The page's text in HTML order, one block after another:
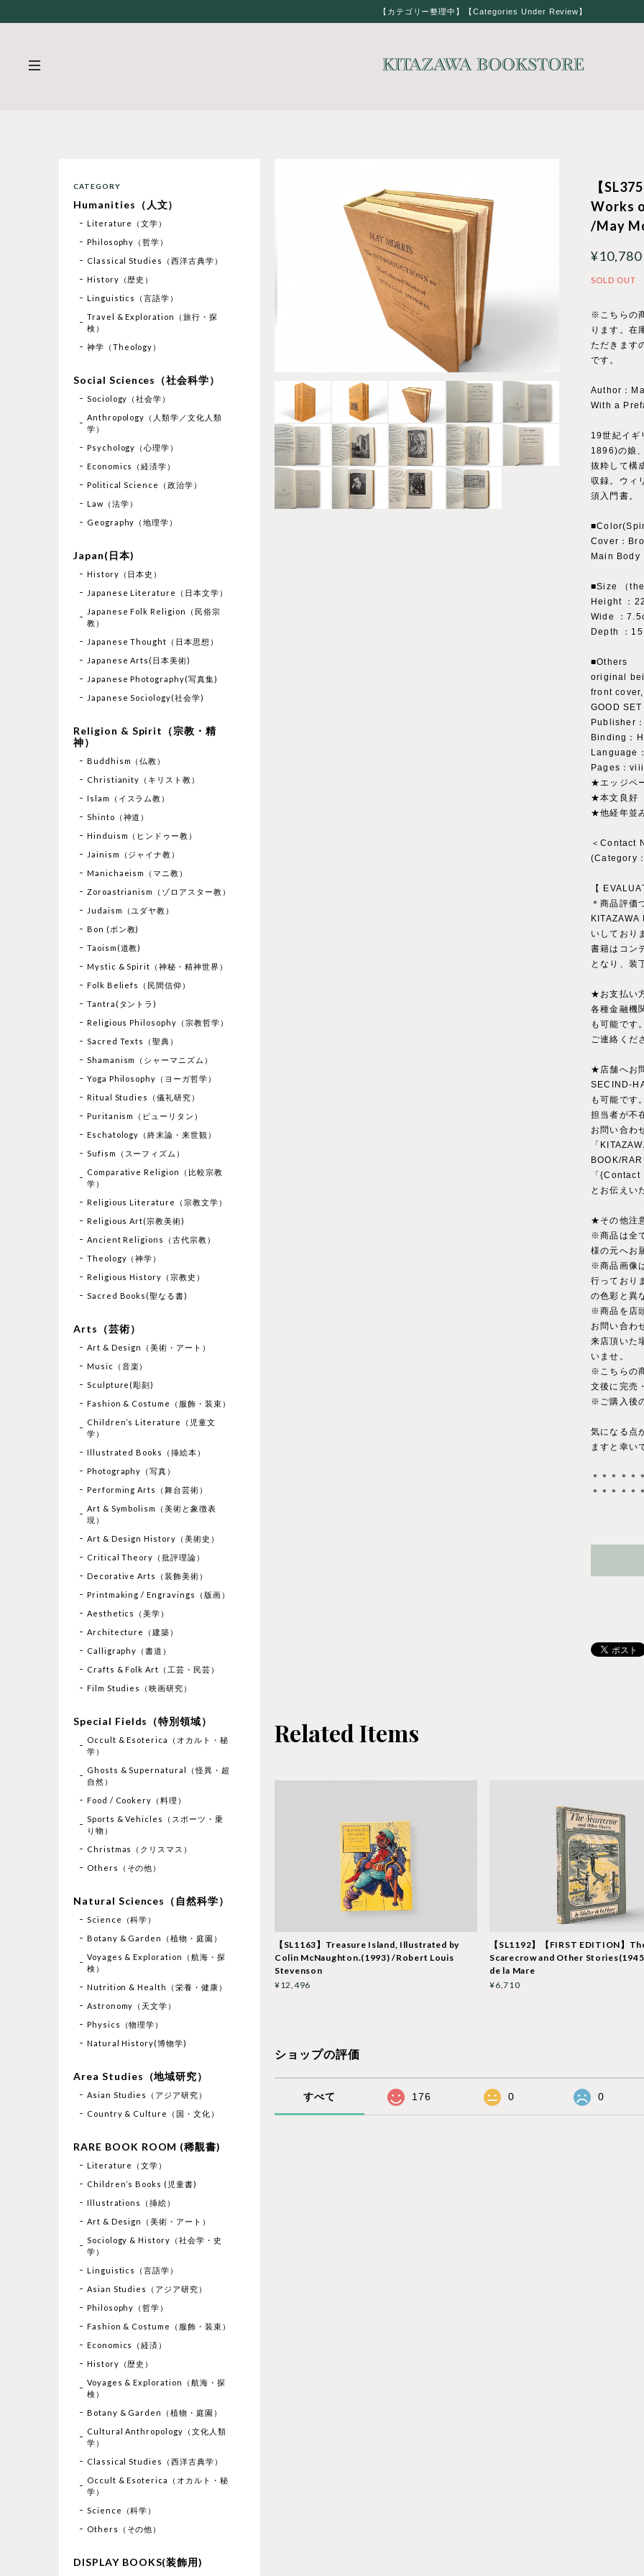
【カテゴリー整理中】【Categories Under Review】
【
Works
/May
¥10,780
SOLD OUT
※こちらの
ります。在
ただきます
です。
Author：
With a
19世紀イギ
1896)の娘
抜粋して構
収録。ウィ
須入門書。
Cover：
Main Body
■Size （
Height ：
Wide ：
Depth ：
■Others
original
front
GOOD SET
Publisher
Binding：
Language
Pages：
★エッジペ
★本文良好
★他経年並
＜Contact
(Category
【
＊商品評価
いしており
書籍はコン
となり、装
★お支払い
各種金融機
も可能です
ご連絡くだ
★店舗へお
SECIND-
も可能です
担当者が不
お問い合わ
「
BOOK/
「
とお伝えい
★その他注
※商品は全
様の元へお
※商品画像
行っており
の色彩と異
※商品を店
お問い合わ
来店頂いた
いませ。
※こちらの
文後に完売
※ご購入後
気になる点
ますと幸い
＊＊＊＊＊
＊＊＊＊＊
Related Items
【SL1163】Treasure Island, Illustrated by
Colin McNaughton.(1993) /Robert Louis
Stevenson
¥12,496
【SL1192】【FIRST EDITION】
Scarecrow and Other
de la Mare
¥6,710
ショップの評価
すべて 176 0 0
CATEGORY
Humanities（人文）
Literature（文学）
Philosophy（哲学）
Classical Studies（西洋古典学）
History（歴史）
Linguistics（言語学）
Travel & Exploration（旅行・探
検）
神学（Theology）
Social Sciences（社会科学）
Sociology（社会学）
Anthropology（人類学／文化人類
学）
Psychology（心理学）
Economics（経済学）
Political Science（政治学）
Law（法学）
Geography（地理学）
Japan(日本)
History（日本史）
Japanese Literature（日本文学）
Japanese Folk Religion（民俗宗
教）
Japanese Thought（日本思想）
Japanese Arts(日本美術)
Japanese Photography(写真集)
Japanese Sociology(社会学)
Religion & Spirit（宗教・精
神）
Buddhism（仏教）
Christianity（キリスト教）
Islam（イスラム教）
Shinto（神道）
Hinduism（ヒンドゥー教）
Jainism（ジャイナ教）
Manichaeism（マニ教）
Zoroastrianism（ゾロアスター教）
Judaism（ユダヤ教）
Bon (ボン教)
Taoism(道教)
Mystic & Spirit（神秘・精神世界）
Folk Beliefs（民間信仰）
Tantra(タントラ)
Religious Philosophy（宗教哲学）
Sacred Texts（聖典）
Shamanism（シャーマニズム）
Yoga Philosophy（ヨーガ哲学）
Ritual Studies（儀礼研究）
Puritanism（ピューリタン）
Eschatology（終末論・来世観）
Sufism（スーフィズム）
Comparative Religion（比較宗教
学）
Religious Literature（宗教文学）
Religious Art(宗教美術)
Ancient Religions（古代宗教）
Theology（神学）
Religious History（宗教史）
Sacred Books(聖なる書)
Arts（芸術）
Art & Design（美術・アート）
Music（音楽）
Sculpture(彫刻)
Fashion & Costume（服飾・装束）
Children’s Literature（児童文
学）
Illustrated Books（挿絵本）
Photography（写真）
Performing Arts（舞台芸術）
Art & Symbolism（美術と象徴表
現）
Art & Design History（美術史）
Critical Theory（批評理論）
Decorative Arts（装飾美術）
Printmaking / Engravings（版画）
Aesthetics（美学）
Architecture（建築）
Calligraphy（書道）
Crafts & Folk Art（工芸・民芸）
Film Studies（映画研究）
Special Fields（特別領域）
Occult & Esoterica（オカルト・秘
学）
Ghosts & Supernatural（怪異・超
自然）
Food / Cookery（料理）
Sports & Vehicles（スポーツ・乗
り物）
Christmas（クリスマス）
Others（その他）
Natural Sciences（自然科学）
Science（科学）
Botany & Garden（植物・庭園）
Voyages & Exploration（航海・探
検）
Nutrition & Health（栄養・健康）
Astronomy（天文学）
Physics（物理学）
Natural History(博物学)
Area Studies（地域研究）
Asian Studies（アジア研究）
Country & Culture（国・文化）
RARE BOOK ROOM (稀覯書)
Literature（文学）
Children’s Books (児童書)
Illustrations（挿絵）
Art & Design（美術・アート）
Sociology & History（社会学・史
学）
Linguistics（言語学）
Asian Studies（アジア研究）
Philosophy（哲学）
Fashion & Costume（服飾・装束）
Economics（経済）
History（歴史）
Voyages & Exploration（航海・探
検）
Botany & Garden（植物・庭園）
Cultural Anthropology（文化人類
学）
Classical Studies（西洋古典学）
Occult & Esoterica（オカルト・秘
学）
Science（科学）
Others（その他）
DISPLAY BOOKS(装飾用)